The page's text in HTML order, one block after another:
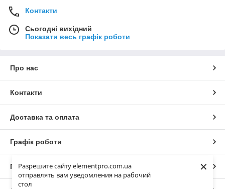
Разрешите сайту elementpro.com.ua
отправлять вам уведомления на рабочий
стол
×
Контакти
Сьогодні вихідний
Показати весь графік роботи
Про нас
Контакти
Доставка та оплата
Графік роботи
Повна версія сайту